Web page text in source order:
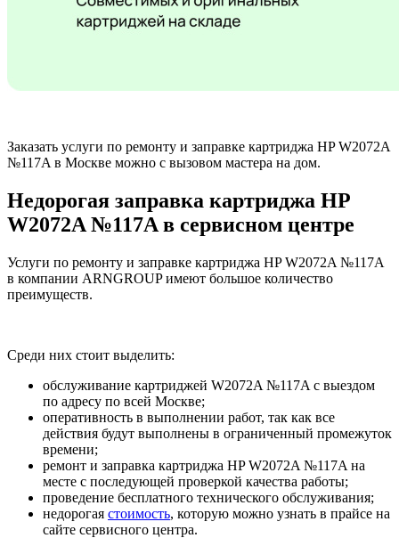
Заказать услуги по ремонту и заправке картриджа HP W2072A
№117A в Москве можно с вызовом мастера на дом.
Недорогая заправка картриджа HP
W2072A №117A в сервисном центре
Услуги по ремонту и заправке картриджа HP W2072A №117A
в компании ARNGROUP имеют большое количество
преимуществ.
Среди них стоит выделить:
обслуживание картриджей W2072A №117A с выездом
по адресу по всей Москве;
оперативность в выполнении работ, так как все
действия будут выполнены в ограниченный промежуток
времени;
ремонт и заправка картриджа HP W2072A №117A на
месте с последующей проверкой качества работы;
проведение бесплатного технического обслуживания;
недорогая стоимость, которую можно узнать в прайсе на
сайте сервисного центра.